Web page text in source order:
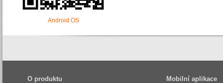
Android OS
O produktu
Mobilní aplikace